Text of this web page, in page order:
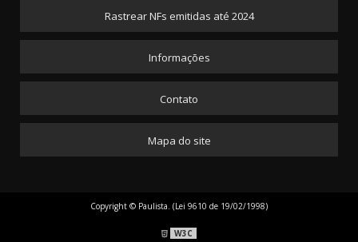
Rastrear NFs emitidas até 2024
Informações
Contato
Mapa do site
Copyright © Paulista. (Lei 9610 de 19/02/1998)
W3C